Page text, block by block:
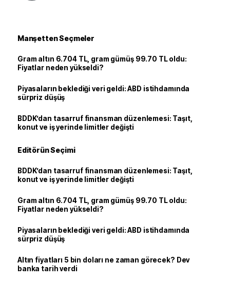
Manşetten Seçmeler
Gram altın 6.704 TL, gram gümüş 99.70 TL oldu:
Fiyatlar neden yükseldi?
Piyasaların beklediği veri geldi: ABD istihdamında
sürpriz düşüş
BDDK’dan tasarruf finansman düzenlemesi: Taşıt,
konut ve iş yerinde limitler değişti
Editörün Seçimi
BDDK’dan tasarruf finansman düzenlemesi: Taşıt,
konut ve iş yerinde limitler değişti
Gram altın 6.704 TL, gram gümüş 99.70 TL oldu:
Fiyatlar neden yükseldi?
Piyasaların beklediği veri geldi: ABD istihdamında
sürpriz düşüş
Altın fiyatları 5 bin doları ne zaman görecek? Dev
banka tarih verdi